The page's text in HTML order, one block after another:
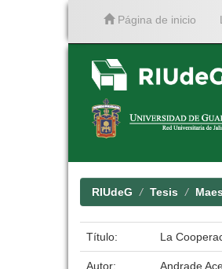
Página de inicio
RIUdeG Tesis
Título: La
Autor: Andrade